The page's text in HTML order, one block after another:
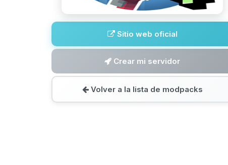
Sitio web oficial
Crear mi servidor
Volver a la lista de modpacks